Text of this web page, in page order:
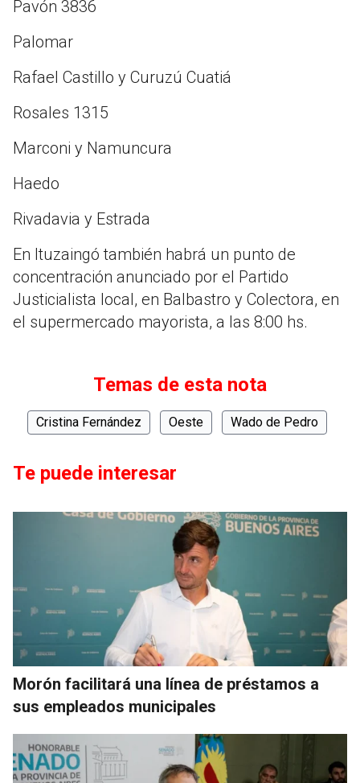
Pavón 3836
Palomar
Rafael Castillo y Curuzú Cuatiá
Rosales 1315
Marconi y Namuncura
Haedo
Rivadavia y Estrada
En Ituzaingó también habrá un punto de
concentración anunciado por el Partido
Justicialista local, en Balbastro y Colectora, en
el supermercado mayorista, a las 8:00 hs.
Temas de esta nota
Cristina Fernández Oeste Wado de Pedro
Te puede interesar
Morón facilitará una línea de préstamos a
sus empleados municipales